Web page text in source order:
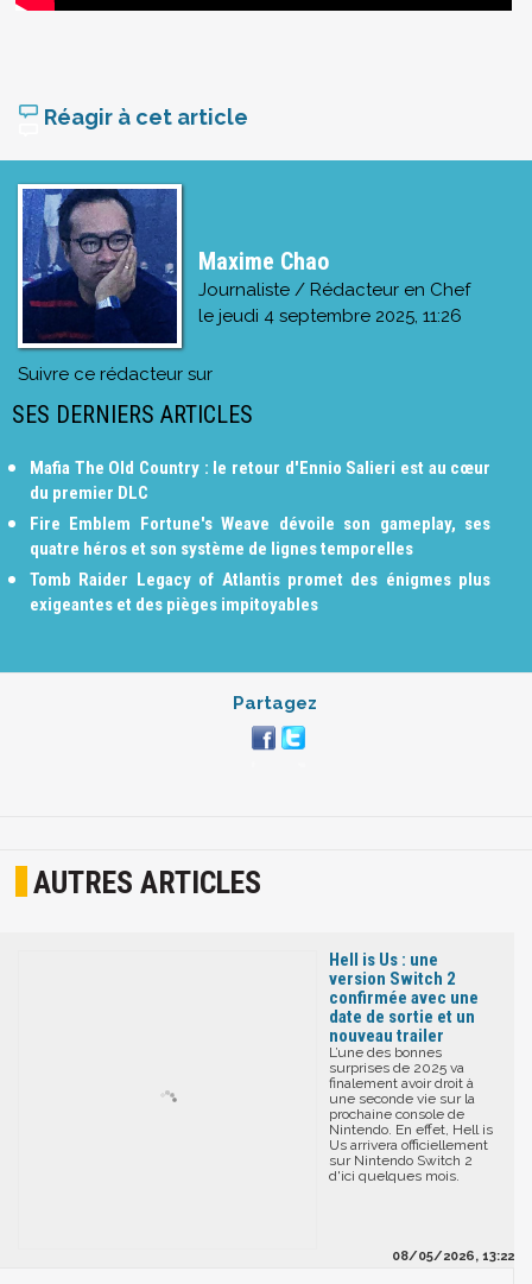
Réagir à cet article
Maxime Chao
Journaliste / Rédacteur en Chef
le jeudi 4 septembre 2025, 11:26
Suivre ce rédacteur sur
SES DERNIERS ARTICLES
Mafia The Old Country : le retour d'Ennio Salieri est au cœur
du premier DLC
Fire Emblem Fortune's Weave dévoile son gameplay, ses
quatre héros et son système de lignes temporelles
Tomb Raider Legacy of Atlantis promet des énigmes plus
exigeantes et des pièges impitoyables
Partagez
AUTRES ARTICLES
Hell is Us : une
version Switch 2
confirmée avec une
date de sortie et un
nouveau trailer
L’une des bonnes
surprises de 2025 va
finalement avoir droit à
une seconde vie sur la
prochaine console de
Nintendo. En effet, Hell is
Us arrivera officiellement
sur Nintendo Switch 2
d'ici quelques mois.
08/05/2026, 13:22